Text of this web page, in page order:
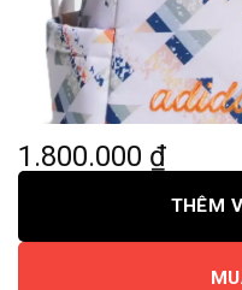
1.800.000 ₫
THÊM